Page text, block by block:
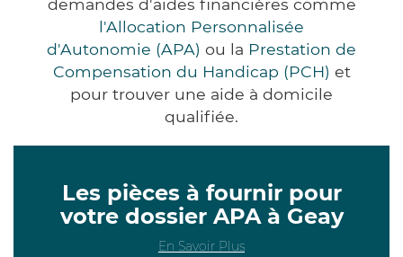
demandes d'aides financières comme
l'Allocation Personnalisée
d'Autonomie (APA) ou la Prestation de
Compensation du Handicap (PCH) et
pour trouver une aide à domicile
qualifiée.
Les pièces à fournir pour
votre dossier APA à Geay
En Savoir Plus